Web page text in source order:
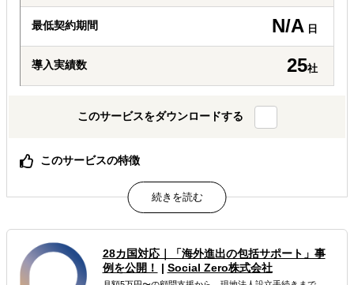
最低契約期間 N/A 日
導入実績数 25社
このサービスをダウンロードする
このサービスの特徴
貴社にウエストバージニア州のビジネス環境が合うかどう
かがわかります。
属するジャンル
海外進出総合支援 海外進出戦略・事業計画立案
28カ国対応｜「海外進出の包括サポート」事
例を公開！
| Social Zero株式会社